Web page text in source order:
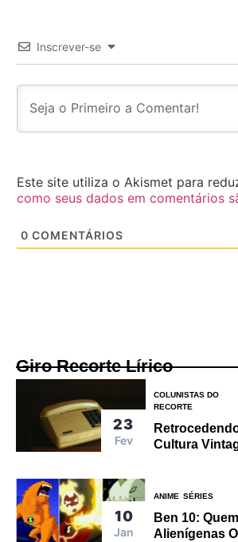
Inscrever-se
Este site utiliza o Akismet para
como seus dados em comentários
0 COMENTÁRIOS
Giro Recorte Lírico
23
Fev
COLUNISTAS DO
RECORTE
Cultura
10
Jan
ANIME SÉRIES
Ben 10:
Alienígenas